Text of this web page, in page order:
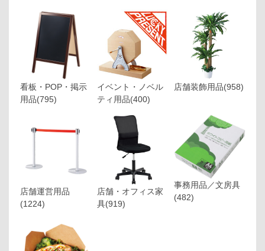
看板・POP・掲示
用品(795)
イベント・ノベル
ティ用品(400)
店舗装飾用品(958)
店舗運営用品
(1224)
店舗・オフィス家
具(919)
事務用品／文房具
(482)